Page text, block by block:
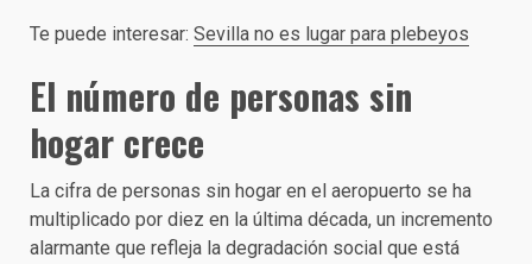
Te puede interesar: Sevilla no es lugar para plebeyos
El número de personas sin
hogar crece
La cifra de personas sin hogar en el aeropuerto se ha
multiplicado por diez en la última década, un incremento
alarmante que refleja la degradación social que está